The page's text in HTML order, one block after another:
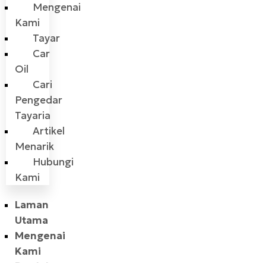
Mengenai
Kami
Tayar
Car
Oil
Cari
Pengedar
Tayaria
Artikel
Menarik
Hubungi
Kami
Laman
Utama
Mengenai
Kami